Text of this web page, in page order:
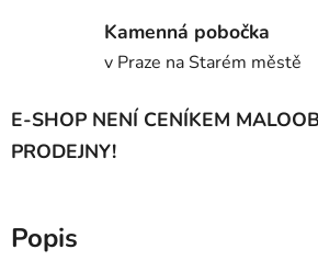
Kamenná pobočka
v Praze na Starém městě
E-SHOP NENÍ CENÍKEM
PRODEJNY!
Popis